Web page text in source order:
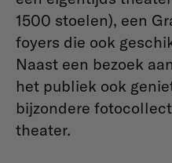
1500 stoelen), een
foyers die ook
Naast een bezoek
het publiek ook
bijzondere
theater.